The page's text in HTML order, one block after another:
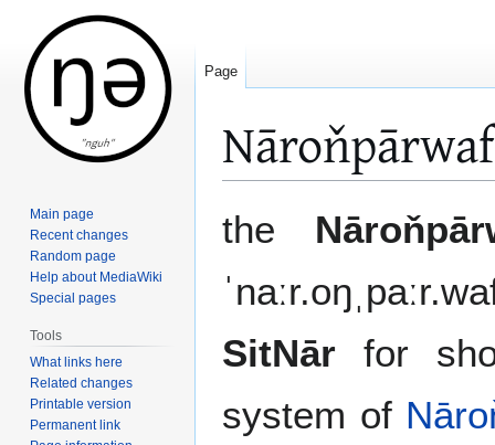
toto
the
SitNār for
system of
Page
Main page
Recent changes
Random page
Help about MediaWiki
Special pages
Tools
What links here
Related changes
Printable version
Permanent link